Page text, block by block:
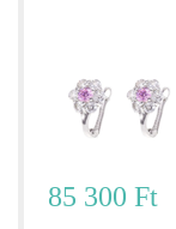
85 300 Ft